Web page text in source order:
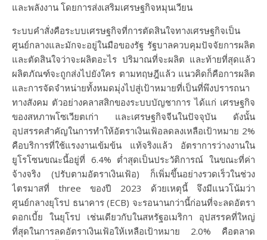
และพลังงาน โดยการส่งเสริมเศรษฐกิจหมุนเวียน
ระบบคำสั่งคือระบบเศรษฐกิจที่การตัดสินใจทางเศรษฐกิจเป็น
ศูนย์กลางและมักจะอยู่ในมือของรัฐ รัฐบาลควบคุมปัจจัยการผลิต
และตัดสินใจว่าจะผลิตอะไร ปริมาณที่จะผลิต และท้ายที่สุดแล้ว
ผลิตภัณฑ์จะถูกส่งไปยังใคร ตามทฤษฎีแล้ว แนวคิดก็คือการผลิต
และการจัดจำหน่ายทั้งหมดมุ่งไปสู่เป้าหมายที่เป็นที่พึงปรารถนา
ทางสังคม ตัวอย่างคลาสสิกของระบบบัญชาการ ได้แก่ เศรษฐกิจ
ของสหภาพโซเวียตเก่า และเศรษฐกิจจีนในปัจจุบัน ดังนั้น
อุปสรรคสำคัญในการทำให้อัตราเงินเฟ้อลดลงเหลือเป้าหมาย 2%
คือบริการที่ใช้แรงงานเข้มข้น แท้จริงแล้ว อัตราการว่างงานใน
ยูโรโซนขณะนี้อยู่ที่ 6.4% ต่ำสุดเป็นประวัติการณ์ ในขณะที่ค่า
จ้างจริง (ปรับตามอัตราเงินเฟ้อ) ก็เพิ่มขึ้นอย่างรวดเร็วในช่วง
ไตรมาสที่ three ของปี 2023 ด้วยเหตุนี้ จึงมีแนวโน้มว่า
ศูนย์กลางยุโรป ธนาคาร (ECB) จะรอนานกว่านี้ก่อนที่จะลดอัตรา
ดอกเบี้ย ในยุโรป เช่นเดียวกับในสหรัฐอเมริกา อุปสรรคที่ใหญ่
ที่สุดในการลดอัตราเงินเฟ้อให้เหลือเป้าหมาย 2.0% คือตลาด